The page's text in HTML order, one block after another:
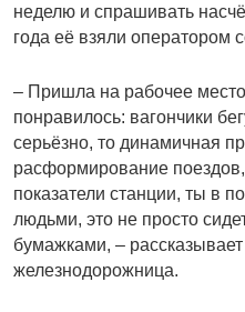
неделю и спрашивать
года её взяли оператором
– Пришла на рабочее
понравилось: вагончики
серьёзно, то динамичная
расформирование
показатели станции, ты в
людьми, это не просто
бумажками, –
железнодорожница.